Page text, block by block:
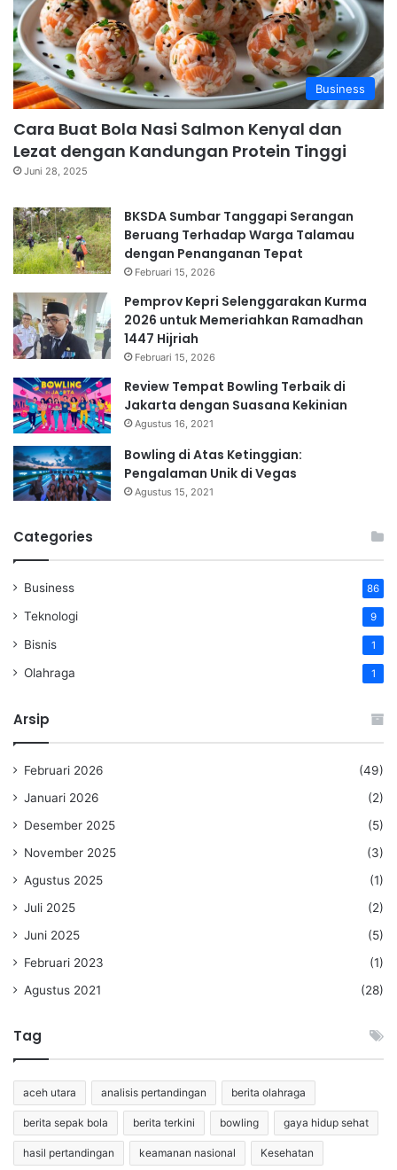
Business
Cara Buat Bola Nasi Salmon Kenyal dan
Lezat dengan Kandungan Protein Tinggi
Juni 28, 2025
BKSDA Sumbar Tanggapi Serangan
Beruang Terhadap Warga Talamau
dengan Penanganan Tepat
Februari 15, 2026
Pemprov Kepri Selenggarakan Kurma
2026 untuk Memeriahkan Ramadhan
1447 Hijriah
Februari 15, 2026
Review Tempat Bowling Terbaik di
Jakarta dengan Suasana Kekinian
Agustus 16, 2021
Bowling di Atas Ketinggian:
Pengalaman Unik di Vegas
Agustus 15, 2021
Categories
Business 86
Teknologi 9
Bisnis 1
Olahraga 1
Arsip
Februari 2026
(49)
Januari 2026
(2)
Desember 2025
(5)
November 2025
(3)
Agustus 2025
(1)
Juli 2025
(2)
Juni 2025
(5)
Februari 2023
(1)
Agustus 2021
(28)
Tag
aceh utara analisis pertandingan berita olahraga
berita sepak bola berita terkini bowling gaya hidup sehat
hasil pertandingan keamanan nasional Kesehatan